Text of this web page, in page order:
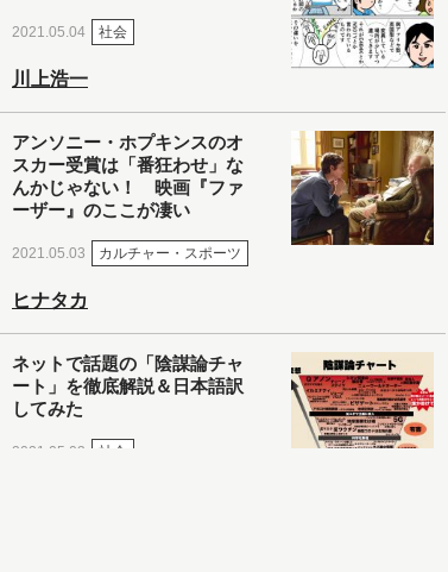
2021.05.04 社会
川上浩一
アンソニー・ホプキンスのオ
スカー受賞は「番狂わせ」な
んかじゃない！ 映画『ファ
ーザー』のここが凄い
2021.05.03 カルチャー・スポーツ
ヒナタカ
ネットで話題の「陰謀論チャ
ート」を徹底解説＆日本語訳
してみた
2021.05.03 社会